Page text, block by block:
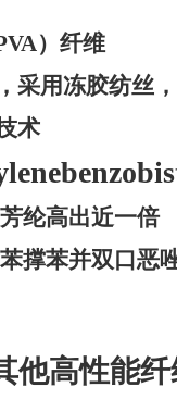
）纤维
采用冻胶纺丝
术
纶高出近一倍
撑苯并双口恶
他高性能